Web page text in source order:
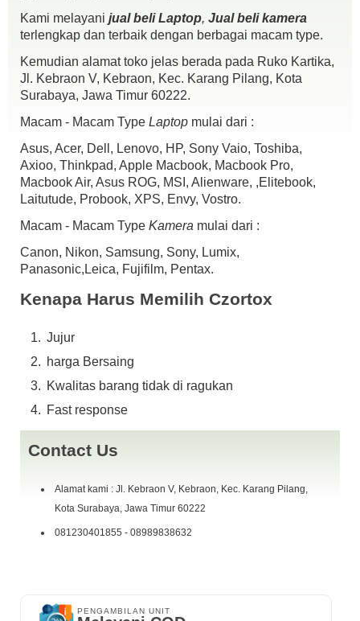
Spek :
Core i3 5005U 2.0 Ghz Haswell
Ram 4 gb
Hdd 500 gb
Dual VGA NVIDIA 930m 2gb, + Intel HD .,Ajib
webcam,bluethot,
dvd rw
Win10
Kondisi :
fisik mulus 90%
mesin normal semua.,
batre 2-3 jam lebih
unit
batre
charge
yang g da jangan di tanya
fast response W.A 0898 ~ 9838 ~ 632 Telp 081230401855 (
SEBUTIN JUDUL IKLNNYA)
) Surabaya,
Kami melayani jual beli Laptop, Jual beli kamera
terlengkap dan terbaik dengan berbagai macam type.
Kemudian alamat toko jelas berada pada Ruko Kartika,
Jl. Kebraon V, Kebraon, Kec. Karang Pilang, Kota
Surabaya, Jawa Timur 60222.
Macam - Macam Type Laptop mulai dari :
Asus, Acer, Dell, Lenovo, HP, Sony Vaio, Toshiba,
Axioo, Thinkpad, Apple Macbook, Macbook Pro,
Macbook Air, Asus ROG, MSI, Alienware, ,Elitebook,
Laitutude, Probook, XPS, Envy, Vostro.
Macam - Macam Type Kamera mulai dari :
Canon, Nikon, Samsung, Sony, Lumix,
Panasonic,Leica, Fujifilm, Pentax.
Kenapa Harus Memilih Czortox
Jujur
harga Bersaing
Kwalitas barang tidak di ragukan
Fast response
Contact Us
Alamat kami : Jl. Kebraon V, Kebraon, Kec. Karang Pilang,
Kota Surabaya, Jawa Timur 60222
081230401855 - 08989838632
PENGAMBILAN UNIT